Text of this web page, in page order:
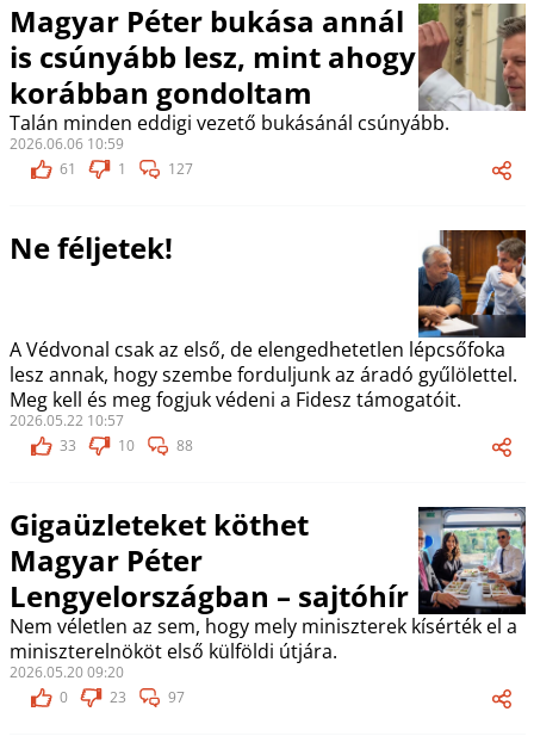
Magyar Péter bukása annál
is csúnyább lesz, mint ahogy
korábban gondoltam
Talán minden eddigi vezető bukásánál csúnyább.
2026.06.06 10:59
61
1 127
Ne féljetek!
A Védvonal csak az első, de elengedhetetlen lépcsőfoka
lesz annak, hogy szembe forduljunk az áradó gyűlölettel.
Meg kell és meg fogjuk védeni a Fidesz támogatóit.
2026.05.22 10:57
33
10 88
Gigaüzleteket köthet
Magyar Péter
Lengyelországban – sajtóhír
Nem véletlen az sem, hogy mely miniszterek kísérték el a
miniszterelnököt első külföldi útjára.
2026.05.20 09:20
0
23 97